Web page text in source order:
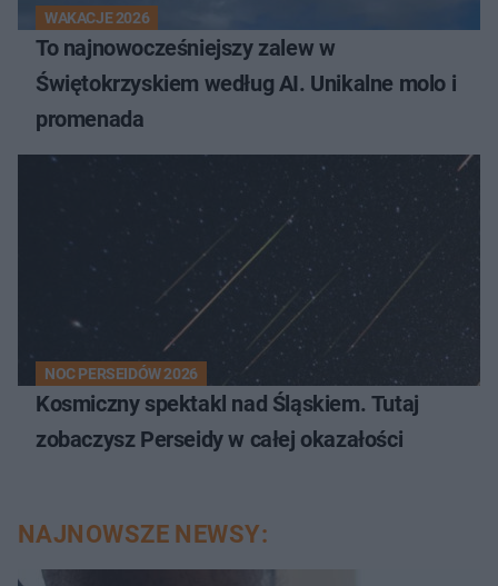
WAKACJE 2026
To najnowocześniejszy zalew w
Świętokrzyskiem według AI. Unikalne molo i
promenada
NOC PERSEIDÓW 2026
Kosmiczny spektakl nad Śląskiem. Tutaj
zobaczysz Perseidy w całej okazałości
NAJNOWSZE NEWSY: